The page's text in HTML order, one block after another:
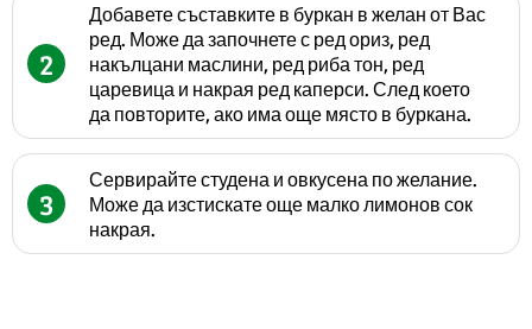
2
Добавете съставките в буркан в желан от Вас
ред. Може да започнете с ред ориз, ред
накълцани маслини, ред риба тон, ред
царевица и накрая ред каперси. След което
да повторите, ако има още място в буркана.
3
Сервирайте студена и овкусена по желание.
Може да изстискате още малко лимонов сок
накрая.